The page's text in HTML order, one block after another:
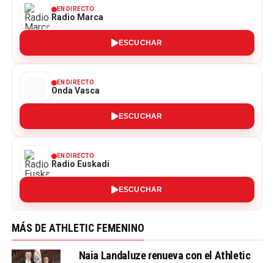
EN DIRECTO
Radio Marca
ESCUCHAR
EN DIRECTO
Onda Vasca
ESCUCHAR
EN DIRECTO
Radio Euskadi
ESCUCHAR
MÁS DE ATHLETIC FEMENINO
Naia Landaluze renueva con el Athletic